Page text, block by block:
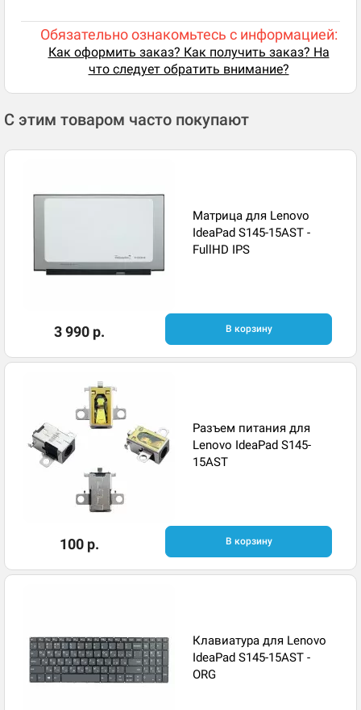
Обязательно ознакомьтесь с информацией:
Как оформить заказ? Как получить заказ? На
что следует обратить внимание?
С этим товаром часто покупают
Матрица для Lenovo
IdeaPad S145-15AST -
FullHD IPS
3 990 р. В корзину
Разъем питания для
Lenovo IdeaPad S145-
15AST
100 р. В корзину
Клавиатура для Lenovo
IdeaPad S145-15AST -
ORG